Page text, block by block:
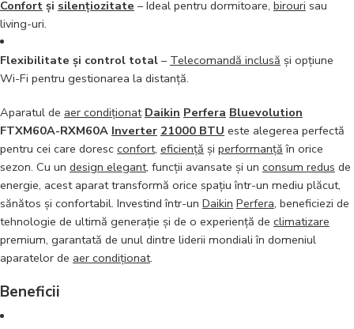
Confort și silențiozitate – Ideal pentru dormitoare, birouri sau
living-uri.
Flexibilitate și control total – Telecomandă inclusă și opțiune
Wi-Fi pentru gestionarea la distanță.
Aparatul de aer condiționat Daikin Perfera Bluevolution
FTXM60A-RXM60A Inverter 21000 BTU este alegerea perfectă
pentru cei care doresc confort, eficiență și performanță în orice
sezon. Cu un design elegant, funcții avansate și un consum redus de
energie, acest aparat transformă orice spațiu într-un mediu plăcut,
sănătos și confortabil. Investind într-un Daikin Perfera, beneficiezi de
tehnologie de ultimă generație și de o experiență de climatizare
premium, garantată de unul dintre liderii mondiali în domeniul
aparatelor de aer condiționat.
Beneficii